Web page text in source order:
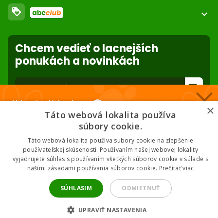
tune Filtrovať produkty
O nás
ABC Club
Nastavenia súborov cookie
Obchodné podmienky
Dodacie podmienky
Reklamácie
Ochrana osobných údajov
loyalty expand_more
Použite body a nakupujte lacnejšie!
Viac info
Chcem vedieť o lacnejších
ponukách a novinkách
forward_to_inbox
2026 © ABC-ZOO • Všetky práva vyhradené
Nakupuj za klubové ceny 🏆
Nižšie ceny na vybrané produkty. 2 % cashback. Členstvo zadarmo.
Chcem klubové ceny
* Odoslaním súhlasíš so zásadami spracovania údajov.
×
Táto webová lokalita používa
súbory cookie.
Táto webová lokalita používa súbory cookie na zlepšenie
používateľskej skúsenosti. Používaním našej webovej lokality
vyjadrujete súhlas s používaním všetkých súborov cookie v súlade s
našimi zásadami používania súborov cookie. Prečítať viac
SÚHLASIM ODMIETNUŤ
UPRAVIŤ NASTAVENIA